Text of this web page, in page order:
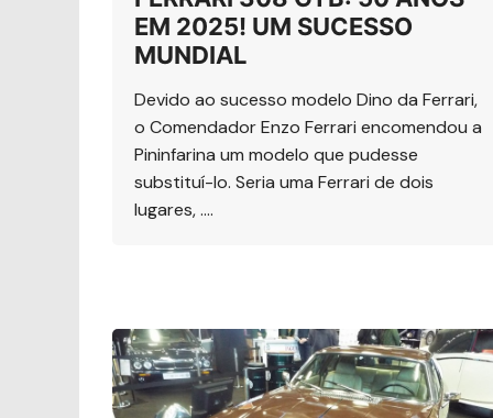
EM 2025! UM SUCESSO
MUNDIAL
Devido ao sucesso modelo Dino da Ferrari,
o Comendador Enzo Ferrari encomendou a
Pininfarina um modelo que pudesse
substituí-lo. Seria uma Ferrari de dois
lugares, ….